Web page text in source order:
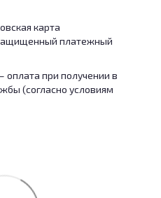
карта
платежный
оплата при получении в
(согласно условиям